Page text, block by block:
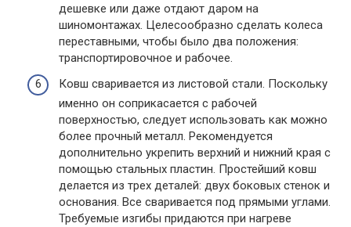
дешевке или даже отдают даром на
шиномонтажах. Целесообразно сделать колеса
переставными, чтобы было два положения:
транспортировочное и рабочее.
Ковш сваривается из листовой стали. Поскольку
именно он соприкасается с рабочей
поверхностью, следует использовать как можно
более прочный металл. Рекомендуется
дополнительно укрепить верхний и нижний края с
помощью стальных пластин. Простейший ковш
делается из трех деталей: двух боковых стенок и
основания. Все сваривается под прямыми углами.
Требуемые изгибы придаются при нагреве